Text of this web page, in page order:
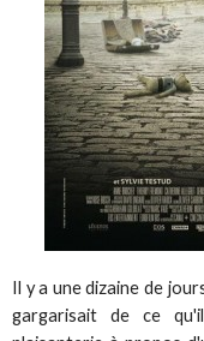
Il y a une dizaine de
gargarisait de ce